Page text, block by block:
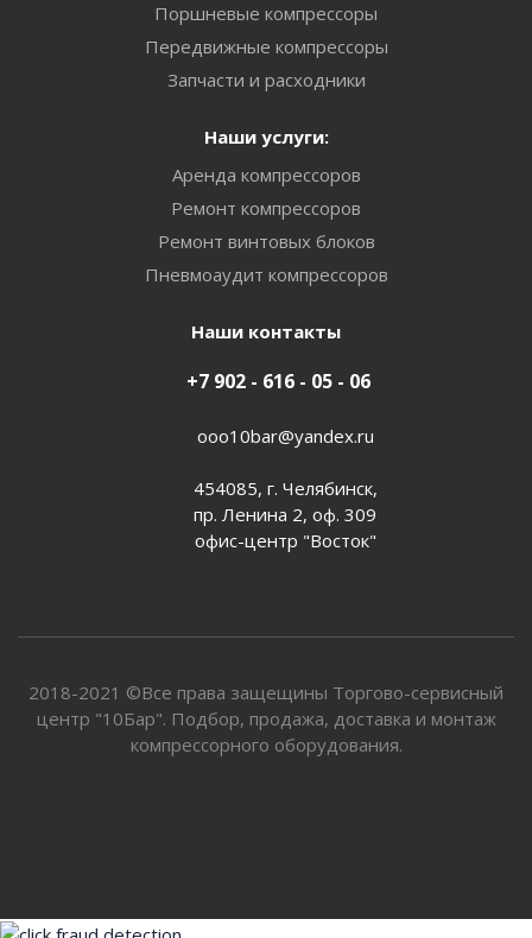
Поршневые компрессоры
Передвижные компрессоры
Запчасти и расходники
Наши услуги:
Аренда компрессоров
Ремонт компрессоров
Ремонт винтовых блоков
Пневмоаудит компрессоров
Наши контакты
+7 902 - 616 - 05 - 06
ooo10bar@yandex.ru
454085, г. Челябинск,
пр. Ленина 2, оф. 309
офис-центр "Восток"
2018-2021 ©Все права защещины Торгово-сервисный
центр "10Бар". Подбор, продажа, доставка и монтаж
компрессорного оборудования.